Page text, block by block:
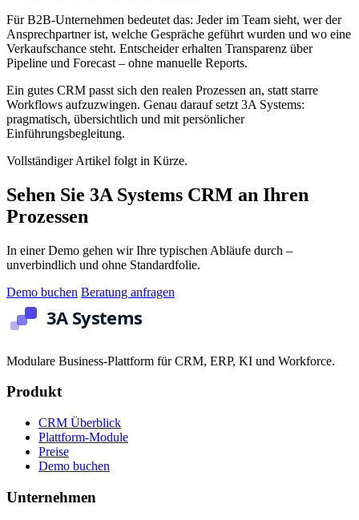
Für B2B-Unternehmen bedeutet das: Jeder im Team sieht, wer der
Ansprechpartner ist, welche Gespräche geführt wurden und wo eine
Verkaufschance steht. Entscheider erhalten Transparenz über
Pipeline und Forecast – ohne manuelle Reports.
Ein gutes CRM passt sich den realen Prozessen an, statt starre
Workflows aufzuzwingen. Genau darauf setzt 3A Systems:
pragmatisch, übersichtlich und mit persönlicher
Einführungsbegleitung.
Vollständiger Artikel folgt in Kürze.
Sehen Sie 3A Systems CRM an Ihren
Prozessen
In einer Demo gehen wir Ihre typischen Abläufe durch –
unverbindlich und ohne Standardfolie.
Demo buchen Beratung anfragen
Modulare Business-Plattform für CRM, ERP, KI und Workforce.
Produkt
CRM Überblick
Plattform-Module
Preise
Demo buchen
Unternehmen